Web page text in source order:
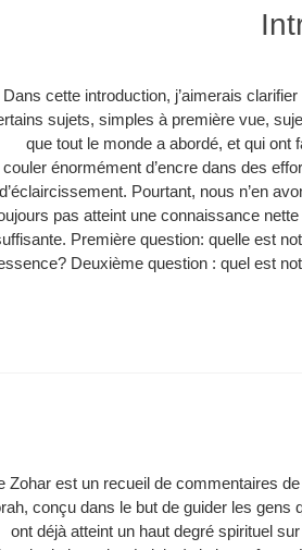
1) Dans cette introduction, j’aimerais clarifier
sujets, simples à première vue,
que tout le monde a abordé, et qui ont
couler énormément d’encre dans des
d’éclaircissement. Pourtant, nous n’en
pas atteint une connaissance nette
Première question: quelle est
Deuxième question : quel est
Zohar est un recueil de commentaires
conçu dans le but de guider les gens
ont déjà atteint un haut degré spirituel